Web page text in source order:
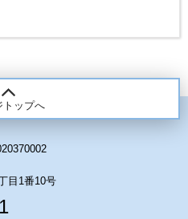
トップへ
目1番10号